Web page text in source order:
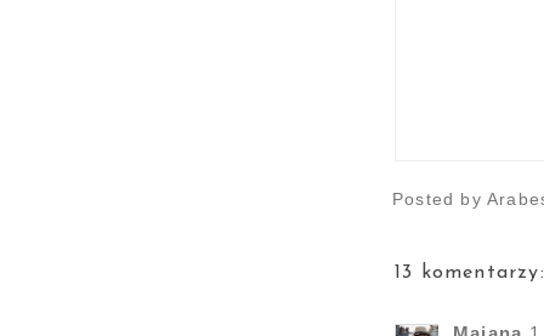
Posted by
13 komentarzy: